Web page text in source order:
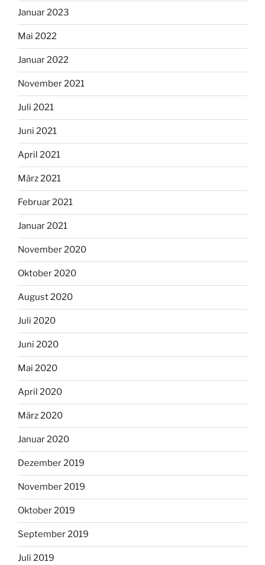
Januar 2023
Mai 2022
Januar 2022
November 2021
Juli 2021
Juni 2021
April 2021
März 2021
Februar 2021
Januar 2021
November 2020
Oktober 2020
August 2020
Juli 2020
Juni 2020
Mai 2020
April 2020
März 2020
Januar 2020
Dezember 2019
November 2019
Oktober 2019
September 2019
Juli 2019